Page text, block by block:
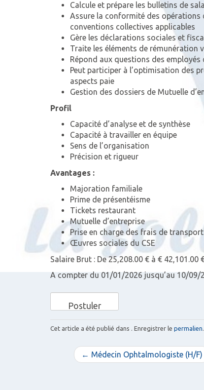
Calcule et prépare les bulletins de
Assure la conformité des opérations
conventions collectives applicables
Gère les déclarations sociales et
Traite les éléments de rémunération
Répond aux questions des
Peut participer à l’optimisation des
aspects paie
Gestion des dossiers de Mutuelle
Profil
Capacité d’analyse et de synthèse
Capacité à travailler en équipe
Sens de l’organisation
Précision et rigueur
Avantages :
Majoration familiale
Prime de présentéisme
Tickets restaurant
Mutuelle d’entreprise
Prise en charge des frais de
Œuvres sociales du CSE
Salaire Brut : De 25,208.00 € à € 42,101.00
A compter du 01/01/2026 jusqu’au 10/09/
Cet article a été publié dans . Enregistrer le permalien
← Médecin Ophtalmologiste (H/F)